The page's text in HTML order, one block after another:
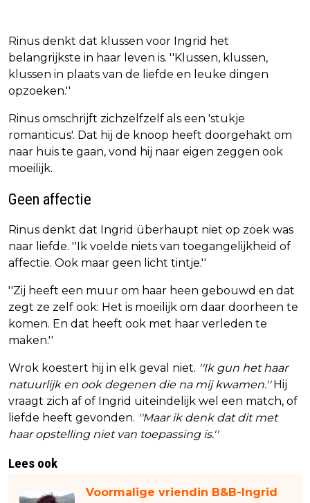
Rinus denkt dat klussen voor Ingrid het
belangrijkste in haar leven is. ''Klussen, klussen,
klussen in plaats van de liefde en leuke dingen
opzoeken.''
Rinus omschrijft zichzelfzelf als een 'stukje
romanticus'. Dat hij de knoop heeft doorgehakt om
naar huis te gaan, vond hij naar eigen zeggen ook
moeilijk.
Geen affectie
Rinus denkt dat Ingrid überhaupt niet op zoek was
naar liefde. ''Ik voelde niets van toegangelijkheid of
affectie. Ook maar geen licht tintje.''
''Zij heeft een muur om haar heen gebouwd en dat
zegt ze zelf ook: Het is moeilijk om daar doorheen te
komen. En dat heeft ook met haar verleden te
maken.''
Wrok koestert hij in elk geval niet. ''Ik gun het haar
natuurlijk en ook degenen die na mij kwamen.''Hij
vraagt zich af of Ingrid uiteindelijk wel een match, of
liefde heeft gevonden. ''Maar ik denk dat dit met
haar opstelling niet van toepassing is.''
Lees ook
Voormalige vriendin B&B-Ingrid